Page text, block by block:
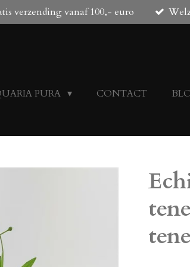
verzending vanaf 100,- euro
PURA CONTACT